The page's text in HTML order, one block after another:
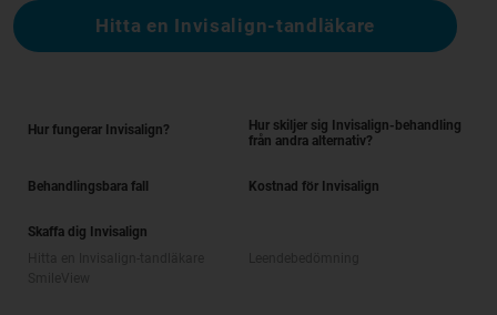
Hitta en Invisalign-tandläkare
Hur fungerar Invisalign?
Hur skiljer sig Invisalign-behandling
från andra alternativ?
Behandlingsbara fall Kostnad för Invisalign
Skaffa dig Invisalign